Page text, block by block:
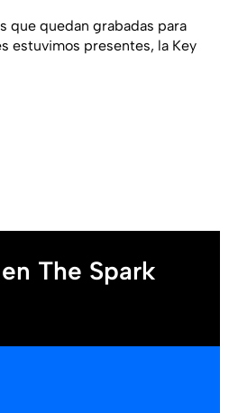
que quedan grabadas para
estuvimos presentes, la Key
The Spark